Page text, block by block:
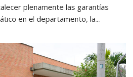
plenamente las garantías
en el departamento, la...